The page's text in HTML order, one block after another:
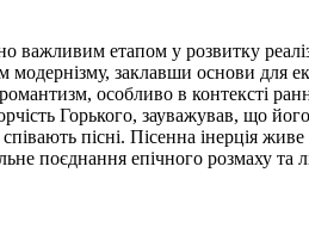
важливим етапом у розвитку
заклавши основи для
особливо в контексті
Горького, зауважував, що
пісні. Пісенна інерція
поєднання епічного розмаху та